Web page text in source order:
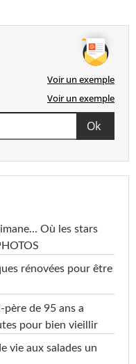
Voir un exemple
Voir un exemple
Où les stars
rénovées pour être
père de 95 ans a
pour bien vieillir
vie aux salades un